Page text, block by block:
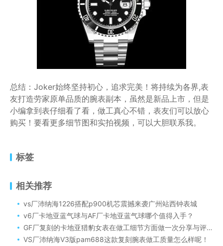
总结：Joker始终坚持初心，追求完美！将持续为各界,表
友打造劳家原单品质的腕表副本，虽然是新品上市，但是
小编拿到表仔细看了看，做工真心不错，表友们可以放心
购买！要看更多细节图和实拍视频，可以大胆联系我。
标签
相关推荐
vs厂沛纳海1226搭配p900机芯震撼来袭广州站西钟表城
v6厂卡地亚蓝气球与AF厂卡地亚蓝气球哪个值得入手？
GF厂复刻的卡地亚猎豹女表在做工细节方面做一次分享与评测
VS厂沛纳海V3版pam688这款复刻腕表做工质量怎么样呢！